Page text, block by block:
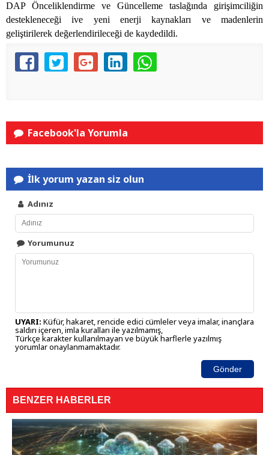
DAP Önceliklendirme ve Güncelleme taslağında girişimciliğin
destekleneceği ive yeni enerji kaynakları ve madenlerin
geliştirilerek değerlendirileceği de kaydedildi.
Facebook'la Yorumla
İlk yorum yazan siz olun
Adınız
Yorumunuz
UYARI: Küfür, hakaret, rencide edici cümleler veya imalar, inançlara
saldırı içeren, imla kuralları ile yazılmamış,
Türkçe karakter kullanılmayan ve büyük harflerle yazılmış
yorumlar onaylanmamaktadır.
Gönder
BENZER HABERLER